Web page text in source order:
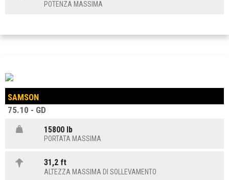
POTENZA MASSIMA
SAMSON
75.10 - GD
15800 lb
PORTATA MASSIMA
31,2 ft
ALTEZZA MASSIMA DI SOLLEVAMENTO